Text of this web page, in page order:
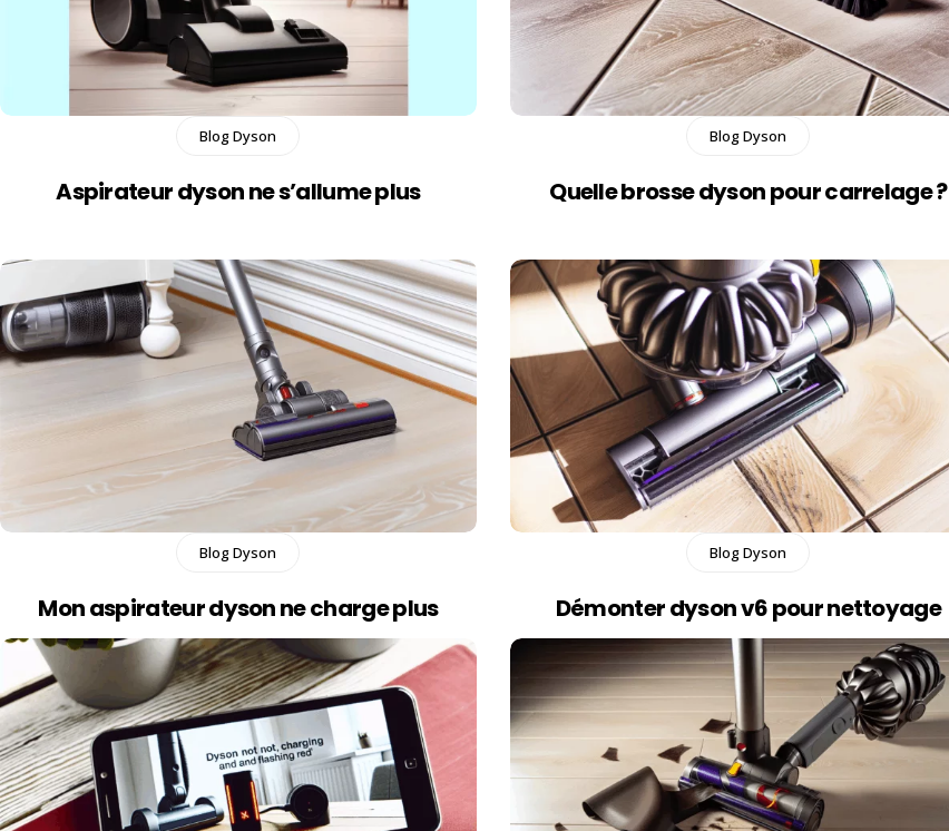
Blog Dyson
Aspirateur dyson ne s’allume plus​
Blog Dyson
Quelle brosse dyson pour carrelage​ ?
Blog Dyson
Mon aspirateur dyson ne charge plus​
Blog Dyson
Démonter dyson v6 pour nettoyage​